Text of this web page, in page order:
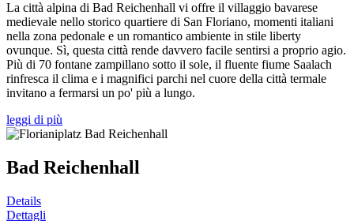
La città alpina di Bad Reichenhall vi offre il villaggio bavarese
medievale nello storico quartiere di San Floriano, momenti italiani
nella zona pedonale e un romantico ambiente in stile liberty
ovunque. Sì, questa città rende davvero facile sentirsi a proprio agio.
Più di 70 fontane zampillano sotto il sole, il fluente fiume Saalach
rinfresca il clima e i magnifici parchi nel cuore della città termale
invitano a fermarsi un po' più a lungo.
leggi di più
Bad Reichenhall
Details
Dettagli